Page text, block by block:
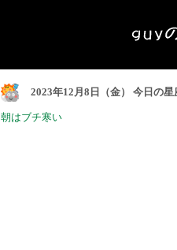
2023年12月8日（金） 今日の
朝はブチ寒い